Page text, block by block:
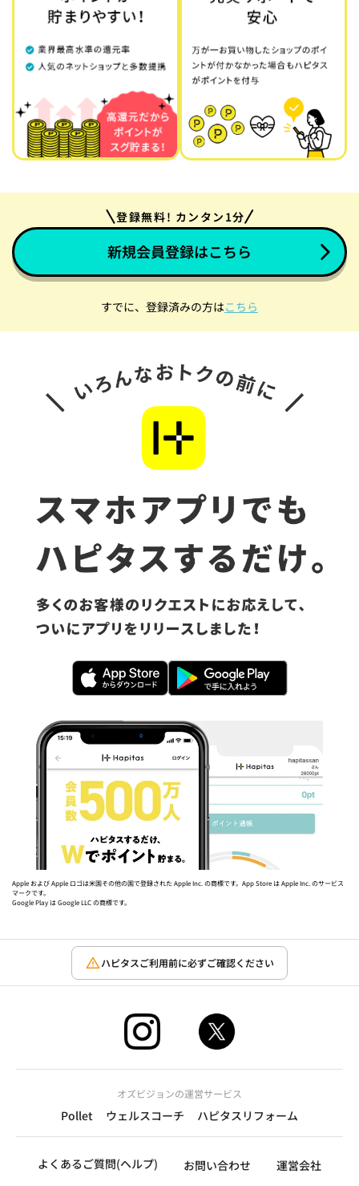
登録無料! カンタン1分
新規会員登録はこちら
すでに、登録済みの方はこちら
Apple および Apple ロゴは米国その他の国で登録された Apple Inc. の商標です。App Store は Apple Inc. のサービス
マークです。
Google Play は Google LLC の商標です。
ハピタスご利用前に必ずご確認ください
オズビジョンの運営サービス
Pollet ウェルスコーチ ハピタスリフォーム
よくあるご質問(ヘルプ) お問い合わせ 運営会社